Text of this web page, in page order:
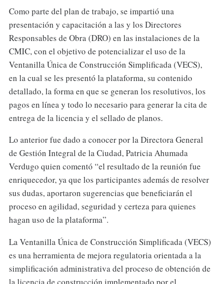
Como parte del plan de trabajo, se impartió una
presentación y capacitación a las y los Directores
Responsables de Obra (DRO) en las instalaciones de la
CMIC, con el objetivo de potencializar el uso de la
Ventanilla Única de Construcción Simplificada (VECS),
en la cual se les presentó la plataforma, su contenido
detallado, la forma en que se generan los resolutivos, los
pagos en línea y todo lo necesario para generar la cita de
entrega de la licencia y el sellado de planos.
Lo anterior fue dado a conocer por la Directora General
de Gestión Integral de la Ciudad, Patricia Ahumada
Verdugo quien comentó “el resultado de la reunión fue
enriquecedor, ya que los participantes además de resolver
sus dudas, aportaron sugerencias que beneficiarán el
proceso en agilidad, seguridad y certeza para quienes
hagan uso de la plataforma”.
La Ventanilla Única de Construcción Simplificada (VECS)
es una herramienta de mejora regulatoria orientada a la
simplificación administrativa del proceso de obtención de